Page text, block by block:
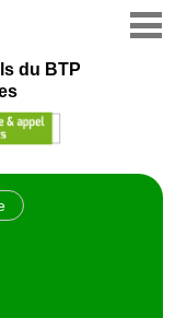
du BTP